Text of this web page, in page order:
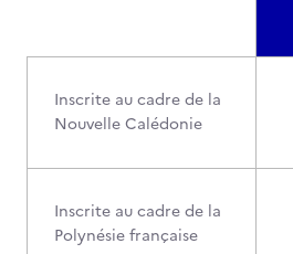
Inscrite au cadre de la
Nouvelle Calédonie
Inscrite au cadre de la
Polynésie française